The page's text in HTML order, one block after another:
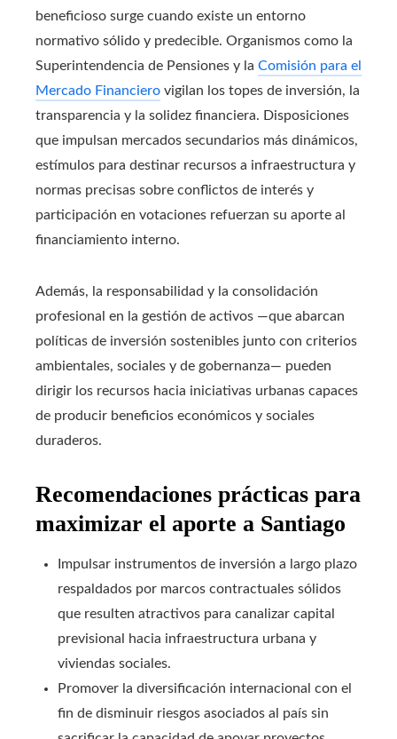
beneficioso surge cuando existe un entorno
normativo sólido y predecible. Organismos como la
Superintendencia de Pensiones y la Comisión para el
Mercado Financiero vigilan los topes de inversión, la
transparencia y la solidez financiera. Disposiciones
que impulsan mercados secundarios más dinámicos,
estímulos para destinar recursos a infraestructura y
normas precisas sobre conflictos de interés y
participación en votaciones refuerzan su aporte al
financiamiento interno.
Además, la responsabilidad y la consolidación
profesional en la gestión de activos —que abarcan
políticas de inversión sostenibles junto con criterios
ambientales, sociales y de gobernanza— pueden
dirigir los recursos hacia iniciativas urbanas capaces
de producir beneficios económicos y sociales
duraderos.
Recomendaciones prácticas para
maximizar el aporte a Santiago
Impulsar instrumentos de inversión a largo plazo
respaldados por marcos contractuales sólidos
que resulten atractivos para canalizar capital
previsional hacia infraestructura urbana y
viviendas sociales.
Promover la diversificación internacional con el
fin de disminuir riesgos asociados al país sin